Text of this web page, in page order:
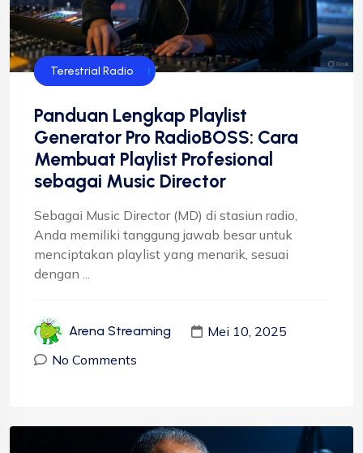
Streaming Radio
Teknologi Radio
Terestrial Radio
Panduan Lengkap Playlist
Generator Pro RadioBOSS: Cara
Membuat Playlist Profesional
sebagai Music Director
Sebagai Music Director (MD) di stasiun radio,
Anda memiliki tanggung jawab besar untuk
menciptakan playlist yang menarik, sesuai
dengan ...
Arena Streaming
Mei 10, 2025
No Comments